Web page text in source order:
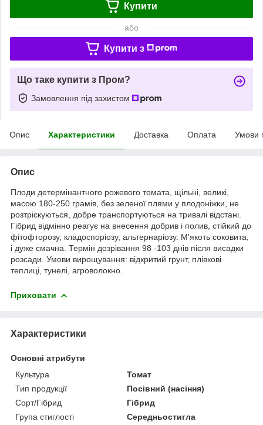
Купити
або
Купити з
Що таке купити з Пром?
Замовлення під захистом
Опис Характеристики Доставка Оплата Умови
Опис
Плоди детермінантного рожевого томата, щільні, великі,
масою 180-250 грамів, без зеленої плями у плодоніжки, не
розтріскуються, добре транспортуються на тривалі відстані.
Гібрид відмінно реагує на внесення добрив і полив, стійкий до
фітофторозу, кладоспоріозу, альтернаріозу. М'якоть соковита,
і дуже смачна. Термін дозрівання 98 -103 днів після висадки
розсади. Умови вирощування: відкритий грунт, плівкові
теплиці, тунелі, агроволокно.
Приховати
Характеристики
Основні атрибути
Культура
Томат
Тип продукції
Посівний (насіння)
Сорт/Гібрид
Гібрид
Група стиглості
Середньостигла